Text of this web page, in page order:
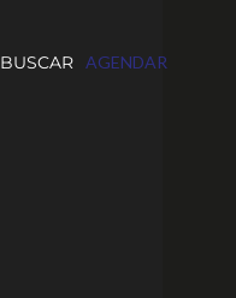
BUSCAR AGENDAR